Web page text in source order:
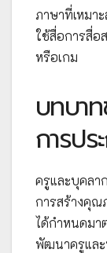
ภาษาที่เหมา
ใช้สื่อการสื่อ
หรือเกม
บทบา
การป
ครูและบุคลา
การสร้างคุณ
ได้กำหนดมา
พัฒนาครูและ